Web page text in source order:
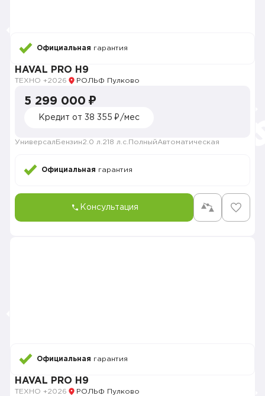
Официальная гарантия
HAVAL PRO H9
ТЕХНО +2026 РОЛЬФ Пулково
5 299 000 ₽
Кредит от 38 355 ₽/мес
Универсал Бензин2.0 л. 218 л.с. ПолныйАвтоматическая
Официальная гарантия
Консультация
Официальная гарантия
HAVAL PRO H9
ТЕХНО +2026 РОЛЬФ Пулково